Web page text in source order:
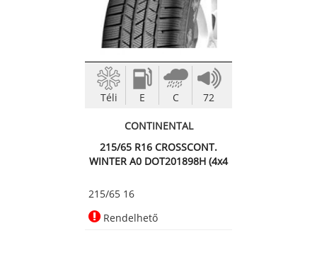
Téli E C 72
CONTINENTAL
215/65 R16 CROSSCONT.
WINTER A0 DOT201898H (4x4
215/65 16
Rendelhető